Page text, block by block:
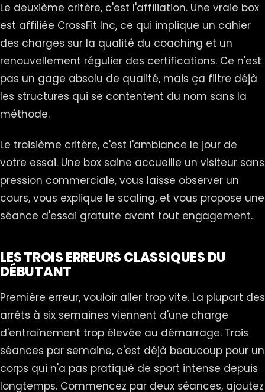
Le deuxième critère, c'est l'affiliation. Une vraie box
est affiliée CrossFit Inc, ce qui implique un cahier
des charges sur la qualité du coaching et un
renouvellement régulier des certifications. Ce n'est
pas un gage absolu de qualité, mais ça filtre déjà
les structures qui se contentent du nom sans la
méthode.
Le troisième critère, c'est l'ambiance le jour de
votre essai. Une box saine accueille un visiteur sans
pression commerciale, vous laisse observer un
cours, vous explique le scaling, et vous propose une
séance d'essai gratuite avant tout engagement.
LES TROIS ERREURS CLASSIQUES DU
DÉBUTANT
Première erreur, vouloir aller trop vite. La plupart des
arrêts à six semaines viennent d'une charge
d'entraînement trop élevée au démarrage. Trois
séances par semaine, c'est déjà beaucoup pour un
corps qui n'a pas pratiqué de sport intense depuis
longtemps. Commencez par deux séances, ajoutez